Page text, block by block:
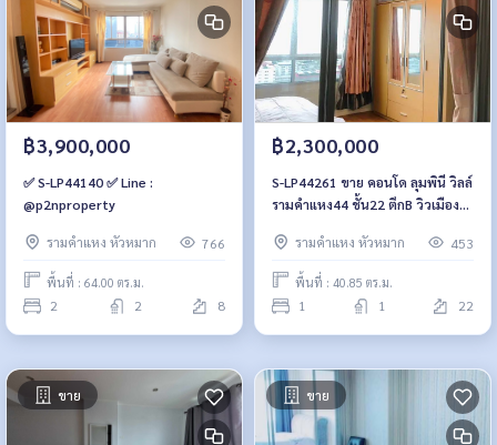
฿3,900,000
✅ S-LP44140 ✅ Line :
@p2nproperty
รามคำแหง หัวหมาก 766
พื้นที่ : 64.00 ตร.ม.
2 2 8
฿2,300,000
S-LP44261 ขาย คอนโด ลุมพินี วิลล์
รามคำแหง44 ชั้น22 ตึกB วิวเมือง
959-8900
รามคำแหง หัวหมาก 453
พื้นที่ : 40.85 ตร.ม.
1 1 22
ขาย ขาย